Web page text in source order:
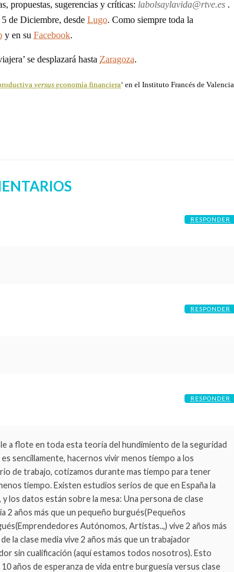
propuestas, sugerencias y críticas: labolsaylavida@rtve.es .
de Diciembre, desde Lugo. Como siempre toda la
y en su Facebook.
se desplazará hasta Zaragoza.
versus economía financiera‘ en el Instituto Francés de Valencia.
RESPONDER
RESPONDER
a flote en toda esta teoría del hundimiento de la seguridad
sencillamente, hacernos vivir menos tiempo a los
de trabajo, cotizamos durante mas tiempo para tener
tiempo. Existen estudios serios de que en España la
los datos están sobre la mesa: Una persona de clase
años más que un pequeño burgués(Pequeños
Autónomos, Artistas..,) vive 2 años más
la clase media vive 2 años más que un trabajador
sin cualificación (aquí estamos todos nosotros). Esto
años de esperanza de vida entre burguesía versus clase
RESPONDER